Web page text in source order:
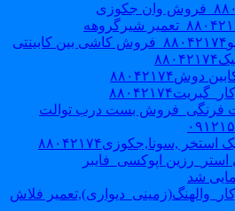
بست درب توالت
اپوکسی_فایبر
شد
فلاش